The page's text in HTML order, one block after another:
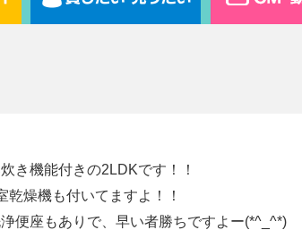
き機能付きの2LDKです！！
燥機も付いてますよ！！
便座もありで、早い者勝ちですよー(*^_^*)